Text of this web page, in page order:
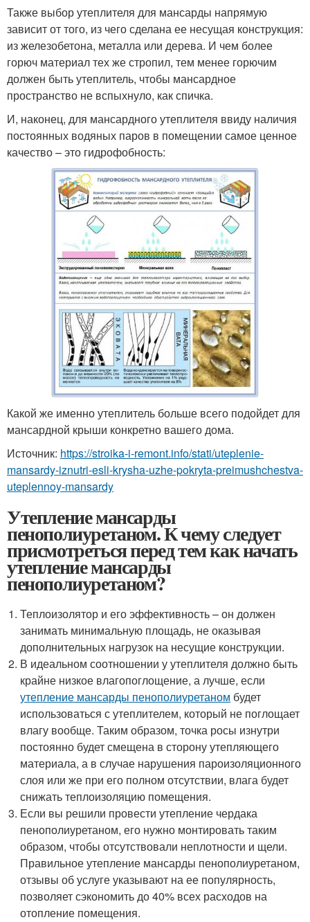
Также выбор утеплителя для мансарды напрямую
зависит от того, из чего сделана ее несущая конструкция:
из железобетона, металла или дерева. И чем более
горюч материал тех же стропил, тем менее горючим
должен быть утеплитель, чтобы мансардное
пространство не вспыхнуло, как спичка.
И, наконец, для мансардного утеплителя ввиду наличия
постоянных водяных паров в помещении самое ценное
качество – это гидрофобность:
Какой же именно утеплитель больше всего подойдет для
мансардной крыши конкретно вашего дома.
Источник: https://stroika-i-remont.info/stati/uteplenie-
mansardy-iznutri-esli-krysha-uzhe-pokryta-preimushchestva-
uteplennoy-mansardy
Утепление мансарды
пенополиуретаном. К чему следует
присмотреться перед тем как начать
утепление мансарды
пенополиуретаном?
Теплоизолятор и его эффективность – он должен
занимать минимальную площадь, не оказывая
дополнительных нагрузок на несущие конструкции.
В идеальном соотношении у утеплителя должно быть
крайне низкое влагопоглощение, а лучше, если
утепление мансарды пенополиуретаном будет
использоваться с утеплителем, который не поглощает
влагу вообще. Таким образом, точка росы изнутри
постоянно будет смещена в сторону утепляющего
материала, а в случае нарушения пароизоляционного
слоя или же при его полном отсутствии, влага будет
снижать теплоизоляцию помещения.
Если вы решили провести утепление чердака
пенополиуретаном, его нужно монтировать таким
образом, чтобы отсутствовали неплотности и щели.
Правильное утепление мансарды пенополиуретаном,
отзывы об услуге указывают на ее популярность,
позволяет сэкономить до 40% всех расходов на
отопление помещения.